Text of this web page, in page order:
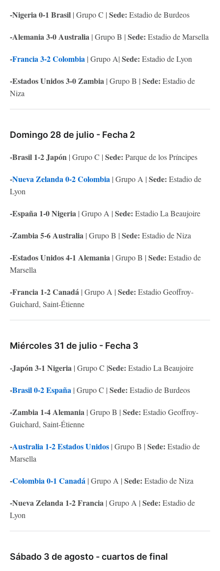
-Nigeria 0-1 Brasil | Grupo C | Sede: Estadio de Burdeos
-Alemania 3-0 Australia | Grupo B | Sede: Estadio de Marsella
-Francia 3-2 Colombia | Grupo A| Sede: Estadio de Lyon
-Estados Unidos 3-0 Zambia | Grupo B | Sede: Estadio de
Niza
Domingo 28 de julio - Fecha 2
-Brasil 1-2 Japón | Grupo C | Sede: Parque de los Príncipes
-Nueva Zelanda 0-2 Colombia | Grupo A | Sede: Estadio de
Lyon
-España 1-0 Nigeria | Grupo A | Sede: Estadio La Beaujoire
-Zambia 5-6 Australia | Grupo B | Sede: Estadio de Niza
-Estados Unidos 4-1 Alemania | Grupo B | Sede: Estadio de
Marsella
-Francia 1-2 Canadá | Grupo A | Sede: Estadio Geoffroy-
Guichard, Saint-Étienne
Miércoles 31 de julio - Fecha 3
-Japón 3-1 Nigeria | Grupo C |Sede: Estadio La Beaujoire
-Brasil 0-2 España | Grupo C | Sede: Estadio de Burdeos
-Zambia 1-4 Alemania | Grupo B | Sede: Estadio Geoffroy-
Guichard, Saint-Étienne
-Australia 1-2 Estados Unidos | Grupo B | Sede: Estadio de
Marsella
-Colombia 0-1 Canadá | Grupo A | Sede: Estadio de Niza
-Nueva Zelanda 1-2 Francia | Grupo A | Sede: Estadio de
Lyon
Sábado 3 de agosto - cuartos de final